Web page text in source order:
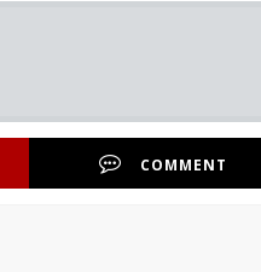
COMMENT